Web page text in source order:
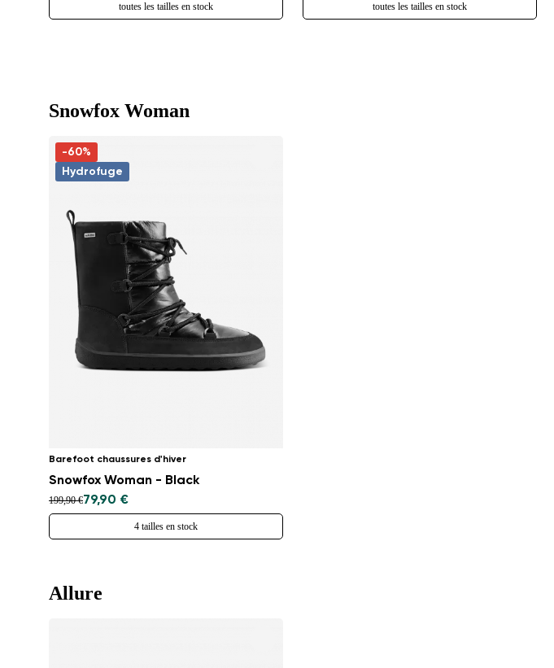
toutes les tailles en stock toutes les tailles en stock
Snowfox Woman
-60%
Hydrofuge
Barefoot chaussures d'hiver
Snowfox Woman - Black
199,90 €79,90 €
4 tailles en stock
Allure